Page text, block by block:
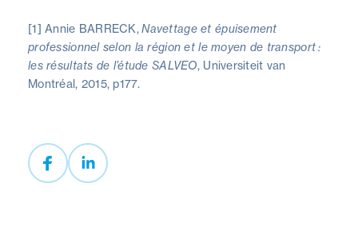
[1] Annie BARRECK,Navettage et épuisement
professionnel selon la région et le moyen de transport :
les résultats de l’étude SALVEO, Universiteit van
Montréal, 2015, p177.